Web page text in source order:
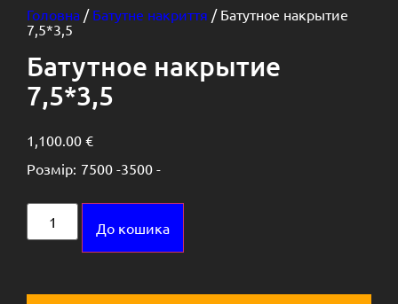
Головна / Батутне накриття / Батутное накрытие
7,5*3,5
Батутное накрытие
7,5*3,5
1,100.00 €
Розмір: 7500 -3500 -
До кошика